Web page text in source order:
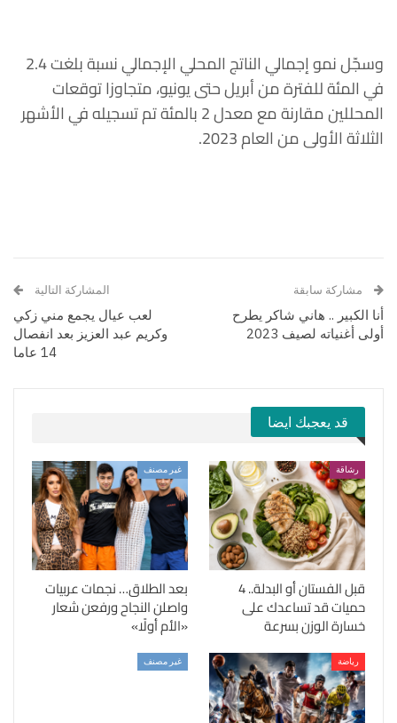
وسجّل نمو إجمالي الناتج المحلي الإجمالي نسبة بلغت 2.4
في المئة للفترة من أبريل حتى يونيو، متجاوزا توقعات
المحللين مقارنة مع معدل 2 بالمئة تم تسجيله في الأشهر
الثلاثة الأولى من العام 2023.
مشاركة سابقة
أنا الكبير .. هاني شاكر يطرح
أولى أغنياته لصيف 2023
المشاركة التالية
لعب عيال يجمع مني زكي
وكريم عبد العزيز بعد انفصال
14 عاما
قد يعجبك ايضا
رشاقة
قبل الفستان أو البدلة.. 4
حميات قد تساعدك على
خسارة الوزن بسرعة
غير مصنف
بعد الطلاق… نجمات عربيات
واصلن النجاح ورفعن شعار
«الأم أولًا»
رياضة غير مصنف